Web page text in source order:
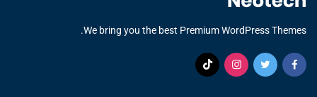
We bring you the best Premium WordPress Themes.